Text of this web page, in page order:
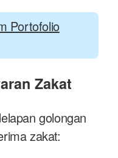
Portofolio
Zakat
golongan
zakat: